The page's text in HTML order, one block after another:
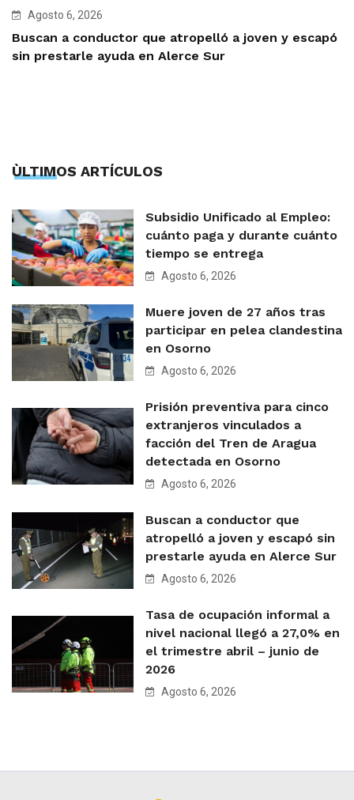
Agosto 6, 2026
Buscan a conductor que atropelló a joven y escapó
sin prestarle ayuda en Alerce Sur
ÙLTIMOS ARTÍCULOS
Subsidio Unificado al Empleo:
cuánto paga y durante cuánto
tiempo se entrega
Agosto 6, 2026
Muere joven de 27 años tras
participar en pelea clandestina
en Osorno
Agosto 6, 2026
Prisión preventiva para cinco
extranjeros vinculados a
facción del Tren de Aragua
detectada en Osorno
Agosto 6, 2026
Buscan a conductor que
atropelló a joven y escapó sin
prestarle ayuda en Alerce Sur
Agosto 6, 2026
Tasa de ocupación informal a
nivel nacional llegó a 27,0% en
el trimestre abril – junio de
2026
Agosto 6, 2026